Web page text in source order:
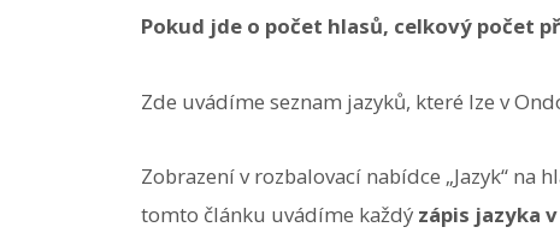
Pokud jde o počet hlasů, celkový počet
Zde uvádíme seznam jazyků, které lze v
Zobrazení v rozbalovací nabídce „Jazyk“ na
tomto článku uvádíme každý zápis jazyka